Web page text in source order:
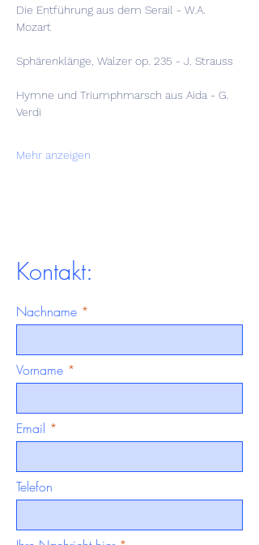
Die Entführung aus dem Serail - W.A.
Mozart
Sphärenklänge, Walzer op. 235 - J. Strauss
Hymne und Triumphmarsch aus Aida - G.
Verdi
Mehr anzeigen
Kontakt:
Nachname
Vorname
Email
Telefon